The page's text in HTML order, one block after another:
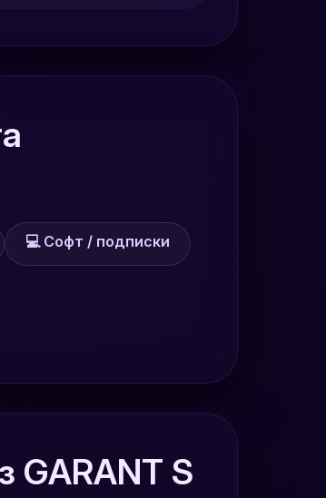
💻 Софт / подписки
GARANT S